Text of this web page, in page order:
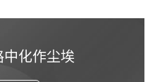
化作尘埃